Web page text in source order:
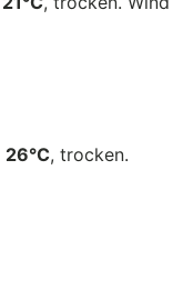
26°C, trocken.